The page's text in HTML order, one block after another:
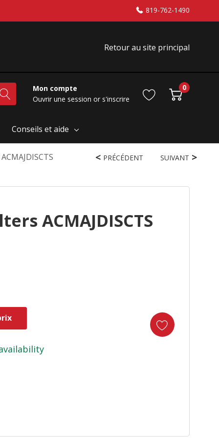
819-762-1490
Retour au site principal
Mon compte
Ouvrir une session or s'inscrire
0
Conseils et aide
PRÉCÉDENT SUIVANT
ACMAJDISCTS